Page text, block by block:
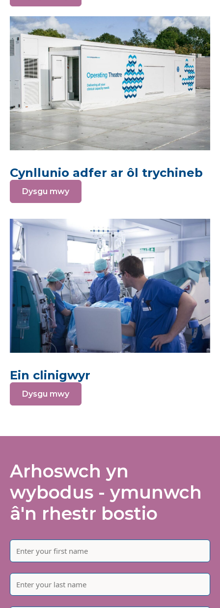
Cynllunio adfer ar ôl trychineb
Dysgu mwy
Ein clinigwyr
Dysgu mwy
Arhoswch yn
wybodus - ymunwch
â'n rhestr bostio